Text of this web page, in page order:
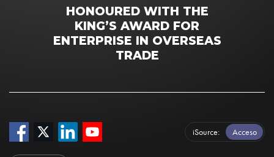
HONOURED WITH THE
KING’S AWARD FOR
ENTERPRISE IN OVERSEAS
TRADE
iSource Acceso